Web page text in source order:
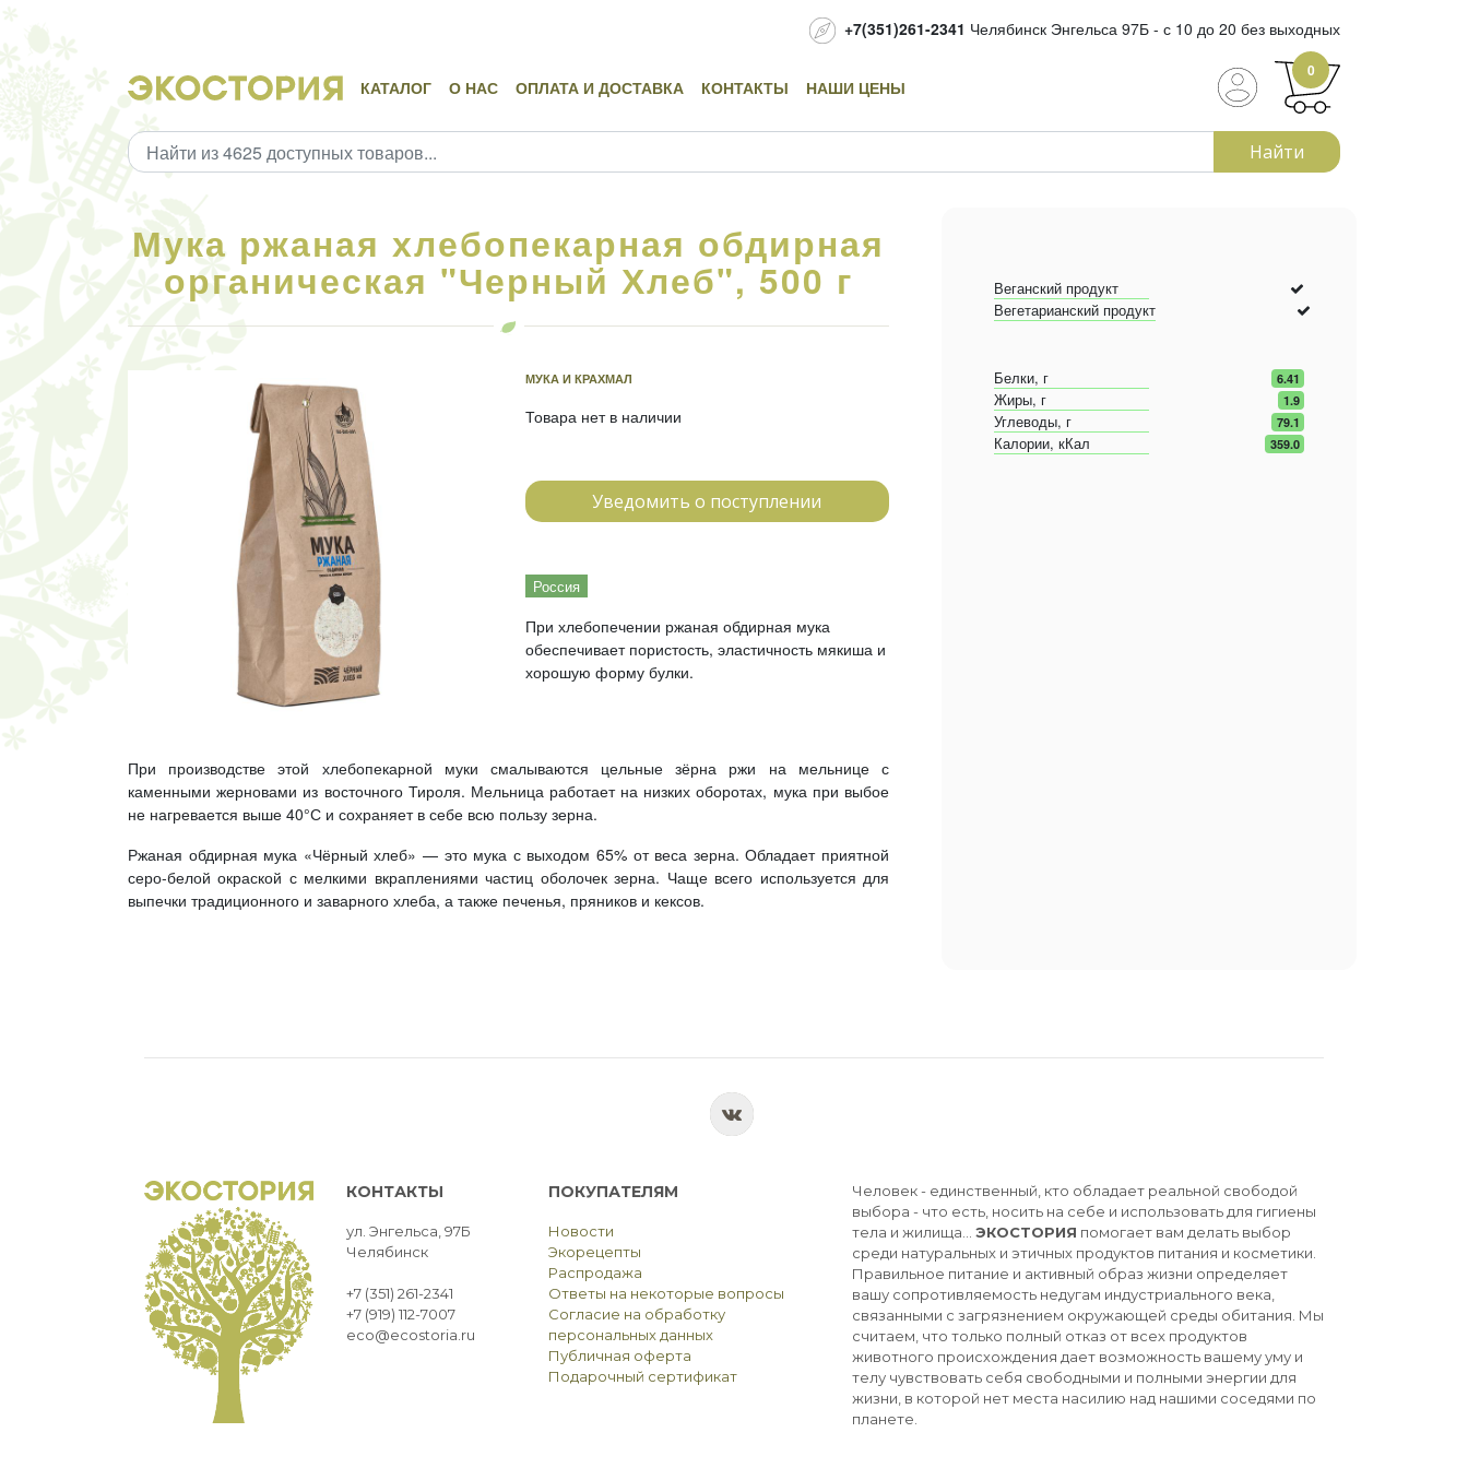
+7(351)261-2341 Челябинск Энгельса 97Б - с 10 до 20 без выходных
КАТАЛОГ О НАС ОПЛАТА И ДОСТАВКА КОНТАКТЫ НАШИ ЦЕНЫ
0
Найти
Мука ржаная хлебопекарная обдирная
органическая "Черный Хлеб", 500 г
МУКА И КРАХМАЛ
Товара нет в наличии
Уведомить о поступлении
Россия
При хлебопечении ржаная обдирная мука
обеспечивает пористость, эластичность мякиша и
хорошую форму булки.​
При производстве этой хлебопекарной муки смалываются цельные зёрна ржи на мельнице с
каменными жерновами из восточного Тироля. Мельница работает на низких оборотах, мука при выбое
не нагревается выше 40°С и сохраняет в себе всю пользу зерна.
Ржаная обдирная мука «Чёрный хлеб» — это мука с выходом 65% от веса зерна. Обладает приятной
серо-белой окраской с мелкими вкраплениями частиц оболочек зерна. Чаще всего используется для
выпечки традиционного и заварного хлеба, а также печенья, пряников и кексов.
Веганский продукт
Вегетарианский продукт
Белки, г 6.41
Жиры, г 1.9
Углеводы, г 79.1
Калории, кКал 359.0
КОНТАКТЫ
ул. Энгельса, 97Б
Челябинск
+7 (351) 261-2341
+7 (919) 112-7007
eco@ecostoria.ru
ПОКУПАТЕЛЯМ
Новости
Экорецепты
Распродажа
Ответы на некоторые вопросы
Согласие на обработку
персональных данных
Публичная оферта
Подарочный сертификат
Человек - единственный, кто обладает реальной свободой
выбора - что есть, носить на себе и использовать для гигиены
тела и жилища... ЭКОСТОРИЯ помогает вам делать выбор
среди натуральных и этичных продуктов питания и косметики.
Правильное питание и активный образ жизни определяет
вашу сопротивляемость недугам индустриального века,
связанными с загрязнением окружающей среды обитания. Мы
считаем, что только полный отказ от всех продуктов
животного происхождения дает возможность вашему уму и
телу чувствовать себя свободными и полными энергии для
жизни, в которой нет места насилию над нашими соседями по
планете.